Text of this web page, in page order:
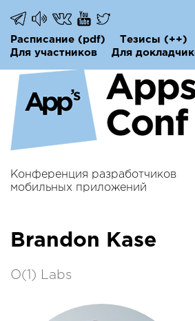
Расписание (pdf) Тезисы (++)
Для участников
Для
Конференция разработчиков
мобильных приложений
Brandon Kase
O(1) Labs